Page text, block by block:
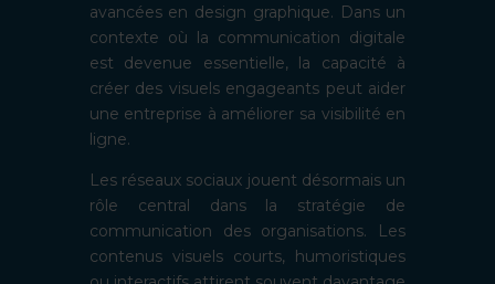
avancées en design graphique. Dans un
contexte où la communication digitale
est devenue essentielle, la capacité à
créer des visuels engageants peut aider
une entreprise à améliorer sa visibilité en
ligne.
Les réseaux sociaux jouent désormais un
rôle central dans la stratégie de
communication des organisations. Les
contenus visuels courts, humoristiques